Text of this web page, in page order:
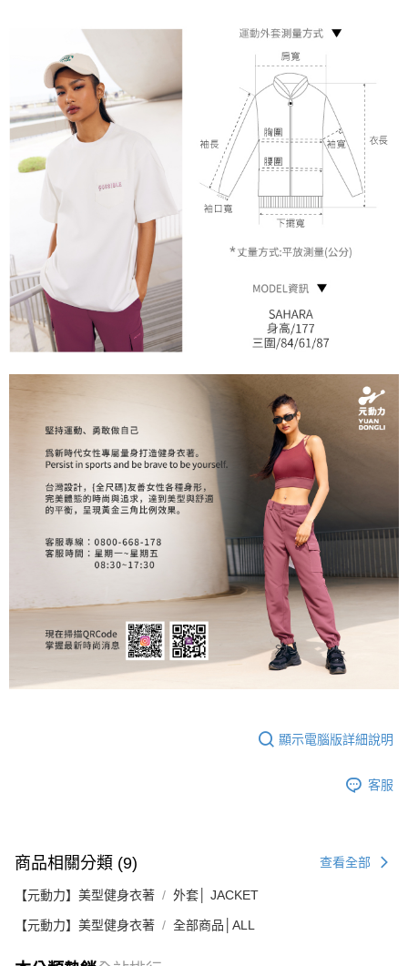
顯示電腦版詳細說明
客服
商品相關分類 (9) 查看全部
【元動力】美型健身衣著 外套│ JACKET
【元動力】美型健身衣著 全部商品│ALL